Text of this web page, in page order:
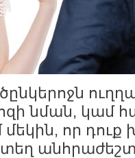
նման, կամ
որ դուք